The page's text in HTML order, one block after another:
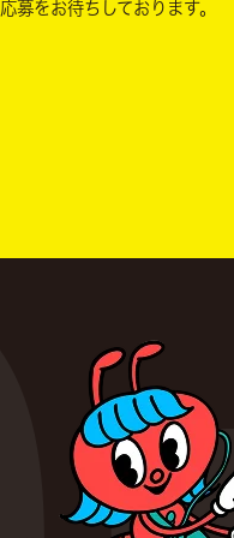
応募をお待ちしております。